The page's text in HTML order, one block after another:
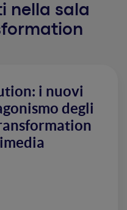
nella sala
i nuovi
degli